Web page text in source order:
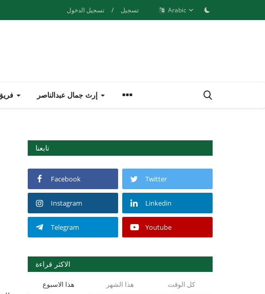
تسجيل الدخول / تسجيل Arabic
تابعنا
Facebook Twitter
Instagram Linkedin
Telegram Youtube
الاكثر قراءة
هذا الاسبوع هذا الشهر كل الوقت